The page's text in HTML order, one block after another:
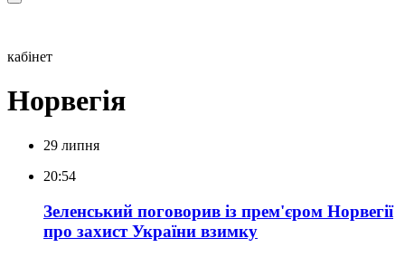
кабінет
Норвегія
29 липня
20:54
Зеленський поговорив із прем'єром Норвегії
про захист України взимку